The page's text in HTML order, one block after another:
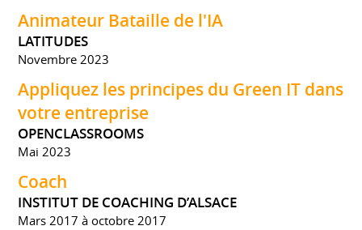
Animateur Bataille de l'IA
LATITUDES
Novembre 2023
Appliquez les principes du Green IT dans
votre entreprise
OPENCLASSROOMS
Mai 2023
Coach
INSTITUT DE COACHING D’ALSACE
Mars 2017 à octobre 2017